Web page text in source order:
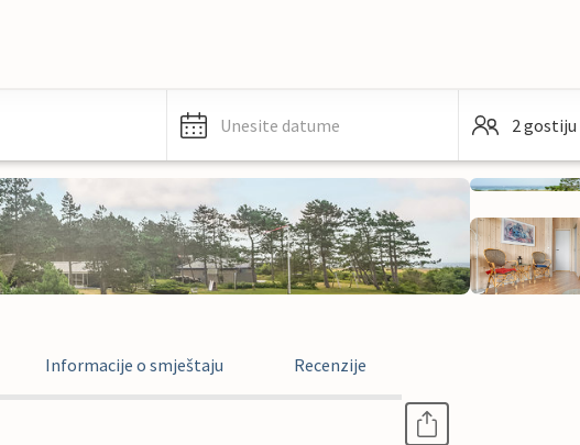
Unesite datume 2 gostiju
Informacije o smještaju Recenzije